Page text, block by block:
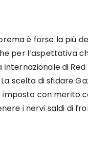
è forse la più
per l’aspettativa
di
scelta di sfidare
imposto con merito
i nervi saldi di